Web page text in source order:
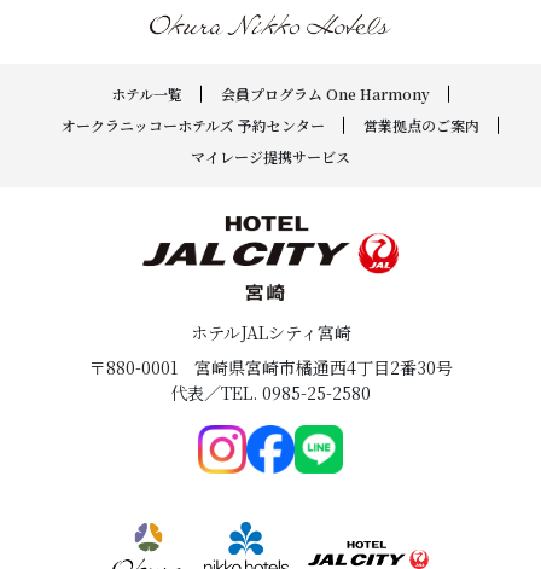
ホテル一覧
会員プログラム One Harmony
オークラニッコーホテルズ 予約センター
営業拠点のご案内
マイレージ提携サービス
ホテルJALシティ宮崎
〒880-0001 宮崎県宮崎市橘通西4丁目2番30号
代表／TEL. 0985-25-2580